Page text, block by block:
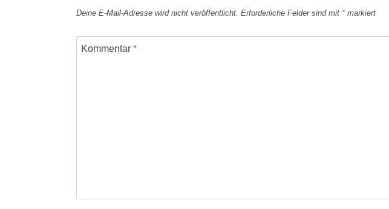
Deine E-Mail-Adresse wird nicht veröffentlicht. Erforderliche Felder sind mit *markiert
Kommentar *